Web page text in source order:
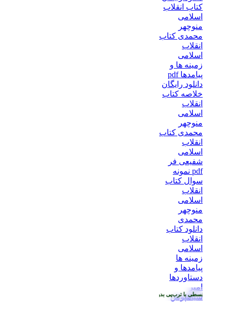
قسطی با ترب‌پی بدون کارمزد